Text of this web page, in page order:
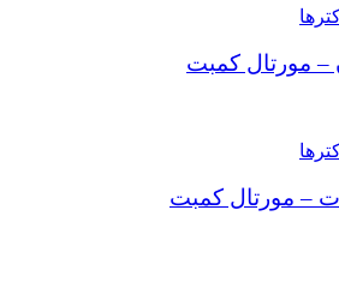
– مورتال کمبت
– مورتال کمبت